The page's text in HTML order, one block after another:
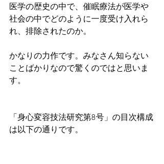
医学の歴史の中で、催眠療法が医学や
社会の中でどのように一度受け入れら
れ、排除されたのか。
かなりの力作です。みなさん知らない
ことばかりなので驚くのではと思いま
す。
「身心変容技法研究第8号」の目次構成
は以下の通りです。